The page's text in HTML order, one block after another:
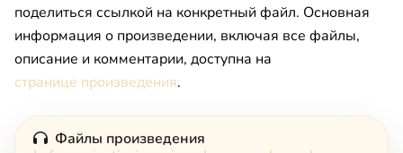
поделиться ссылкой на конкретный файл. Основная
информация о произведении, включая все файлы,
описание и комментарии, доступна на
странице произведения.
Файлы произведения